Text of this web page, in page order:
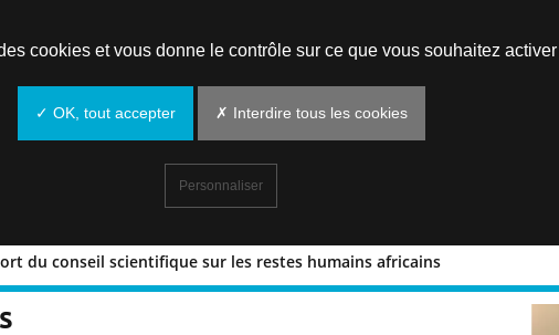
du conseil scientifique sur les restes humains africains
le rapport du conseil scientifique sur
cookies et vous donne le contrôle sur ce que vous souhaitez activer
✓ OK, tout accepter ✗ Interdire tous les cookies
Personnaliser